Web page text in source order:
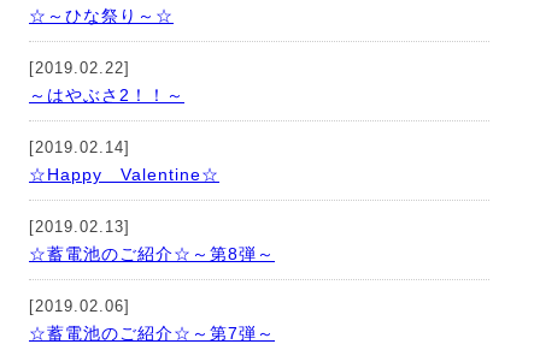
☆～ひな祭り～☆
[2019.02.22]
～はやぶさ2！！～
[2019.02.14]
☆Happy Valentine☆
[2019.02.13]
☆蓄電池のご紹介☆～第8弾～
[2019.02.06]
☆蓄電池のご紹介☆～第7弾～